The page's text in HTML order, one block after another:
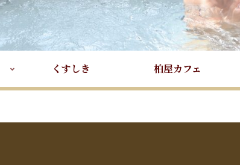
くすしき 柏屋カフェ